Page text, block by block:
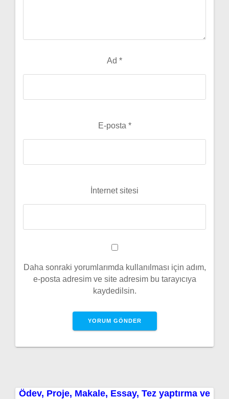
Ad *
E-posta *
İnternet sitesi
Daha sonraki yorumlarımda kullanılması için adım,
e-posta adresim ve site adresim bu tarayıcıya
kaydedilsin.
Ödev, Proje, Makale, Essay, Tez yaptırma ve